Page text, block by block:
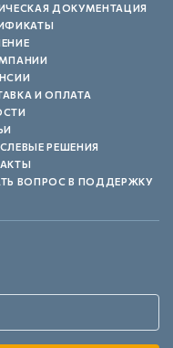
ДОКУМЕНТАЦИЯ
И ОПЛАТА
РЕШЕНИЯ
ВОПРОС В ПОДДЕРЖКУ